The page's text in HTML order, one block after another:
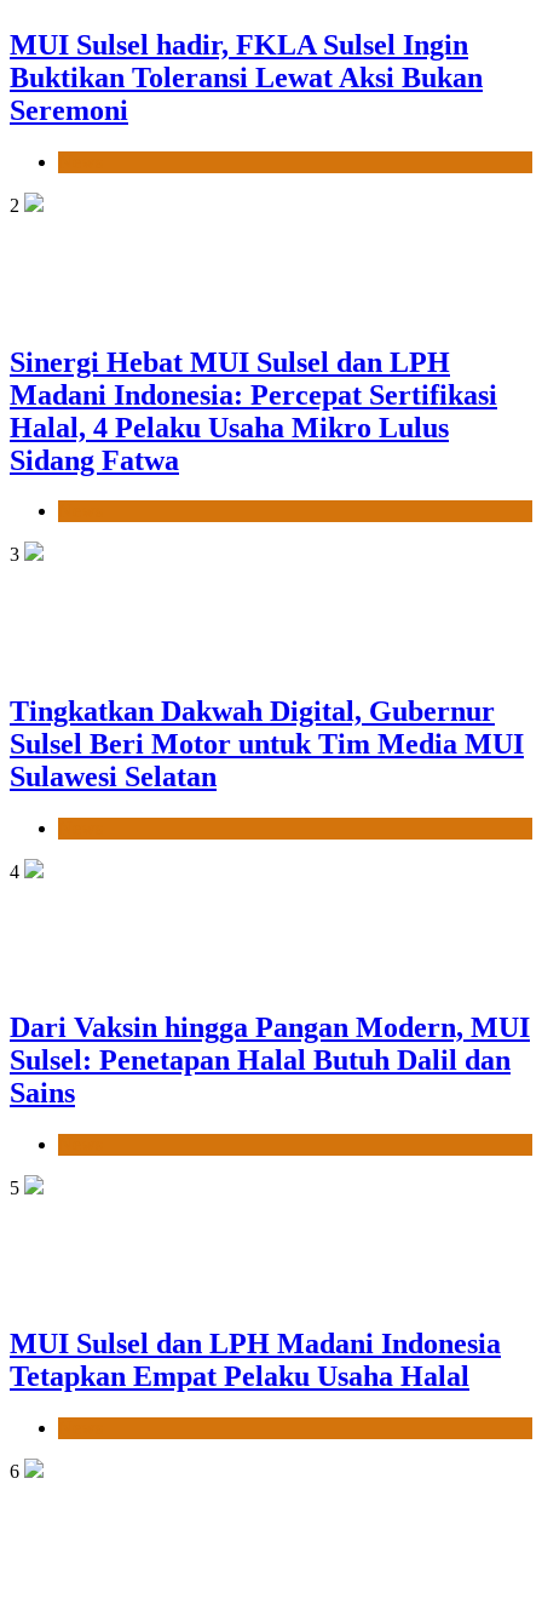
MUI Sulsel hadir, FKLA Sulsel Ingin
Buktikan Toleransi Lewat Aksi Bukan
Seremoni
2
Sinergi Hebat MUI Sulsel dan LPH
Madani Indonesia: Percepat Sertifikasi
Halal, 4 Pelaku Usaha Mikro Lulus
Sidang Fatwa
3
Tingkatkan Dakwah Digital, Gubernur
Sulsel Beri Motor untuk Tim Media MUI
Sulawesi Selatan
4
Dari Vaksin hingga Pangan Modern, MUI
Sulsel: Penetapan Halal Butuh Dalil dan
Sains
5
MUI Sulsel dan LPH Madani Indonesia
Tetapkan Empat Pelaku Usaha Halal
6